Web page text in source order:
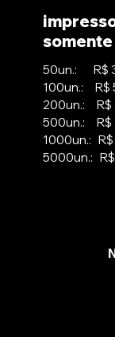
50un.: R$
100un.: R$
200un.: R$
500un.: R$
1000un.:
5000un.: